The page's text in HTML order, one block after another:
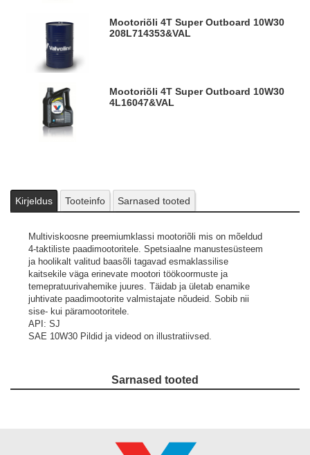
Mootoriõli 4T Super Outboard 10W30
208L714353&VAL
Mootoriõli 4T Super Outboard 10W30
4L16047&VAL
Kirjeldus Tooteinfo Sarnased tooted
Multiviskoosne preemiumklassi mootoriõli mis on mõeldud
4-taktiliste paadimootoritele. Spetsiaalne manustesüsteem
ja hoolikalt valitud baasõli tagavad esmaklassilise
kaitsekile väga erinevate mootori töökoormuste ja
temepratuurivahemike juures. Täidab ja ületab enamike
juhtivate paadimootorite valmistajate nõudeid. Sobib nii
sise- kui päramootoritele.
API: SJ
SAE 10W30 Pildid ja videod on illustratiivsed.
Sarnased tooted